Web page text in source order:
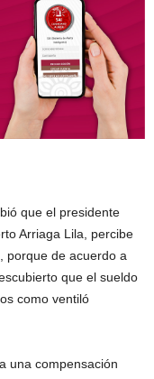
que el presidente
Arriaga Lila, percibe
porque de acuerdo a
que el sueldo
como ventiló
una compensación